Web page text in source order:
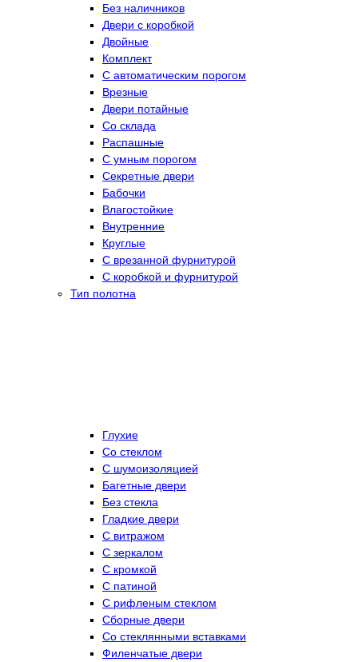
Без наличников
Двери с коробкой
Двойные
Комплект
С автоматическим порогом
Врезные
Двери потайные
Со склада
Распашные
С умным порогом
Секретные двери
Бабочки
Влагостойкие
Внутренние
Круглые
С врезанной фурнитурой
С коробкой и фурнитурой
Тип полотна
Глухие
Со стеклом
C шумоизоляцией
Багетные двери
Без стекла
Гладкие двери
С витражом
С зеркалом
С кромкой
С патиной
С рифленым стеклом
Сборные двери
Со стеклянными вставками
Филенчатые двери